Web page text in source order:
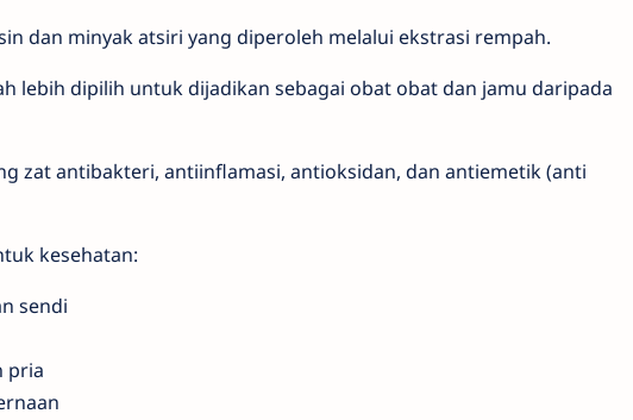
dan minyak atsiri yang diperoleh melalui ekstrasi rempah.
lebih dipilih untuk dijadikan sebagai obat obat dan jamu daripada
zat antibakteri, antiinflamasi, antioksidan, dan antiemetik (anti
kesehatan:
sendi
pria